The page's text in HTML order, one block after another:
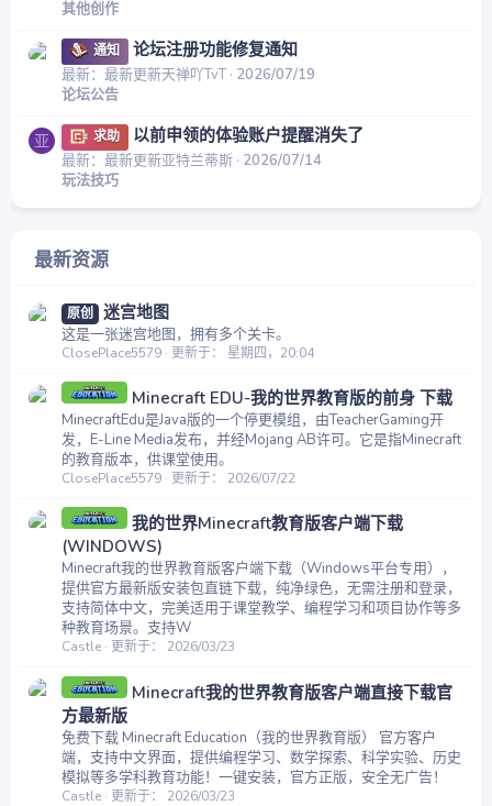
其他创作
通知 论坛注册功能修复通知
最新：最新更新天禅吖TvT 2026/07/19
论坛公告
亚 求助 以前申领的体验账户提醒消失了
最新：最新更新亚特兰蒂斯 2026/07/14
玩法技巧
最新资源
原创 迷宫地图
这是一张迷宫地图，拥有多个关卡。
ClosePlace5579 更新于： 星期四，20:04
Minecraft EDU-我的世界教育版的前身 下载
MinecraftEdu是Java版的一个停更模组，由TeacherGaming开
发，E-Line Media发布，并经Mojang AB许可。它是指Minecraft
的教育版本，供课堂使用。
ClosePlace5579 更新于： 2026/07/22
我的世界Minecraft教育版客户端下载
(WINDOWS)
Minecraft我的世界教育版客户端下载（Windows平台专用），
提供官方最新版安装包直链下载，纯净绿色，无需注册和登录，
支持简体中文，完美适用于课堂教学、编程学习和项目协作等多
种教育场景。支持W
Castle 更新于： 2026/03/23
Minecraft我的世界教育版客户端直接下载官
方最新版
免费下载 Minecraft Education（我的世界教育版） 官方客户
端，支持中文界面，提供编程学习、数学探索、科学实验、历史
模拟等多学科教育功能！一键安装，官方正版，安全无广告！
Castle 更新于： 2026/03/23